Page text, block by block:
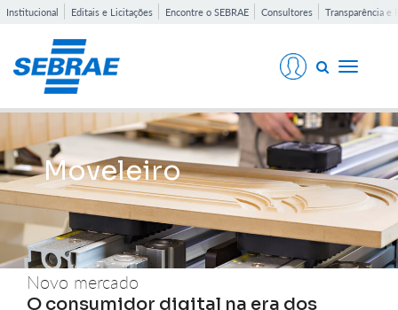
Institucional Editais e Licitações Encontre o SEBRAE Consultores Transparência e
Toggle
Moveleiro
Novo mercado
O consumidor digital na era dos